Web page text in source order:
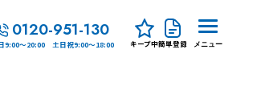
0120-951-130
9:00～20:00 土日祝9:00～18:00 キープ中簡単登録 メニュー